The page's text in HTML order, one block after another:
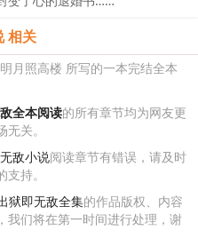
相关
月照高楼 所写的一本完结全本
全本阅读的所有章节均为网友更
关。
敌小说阅读章节有错误，请及时
持。
狱即无敌全集的作品版权、内容
我们将在第一时间进行处理，谢